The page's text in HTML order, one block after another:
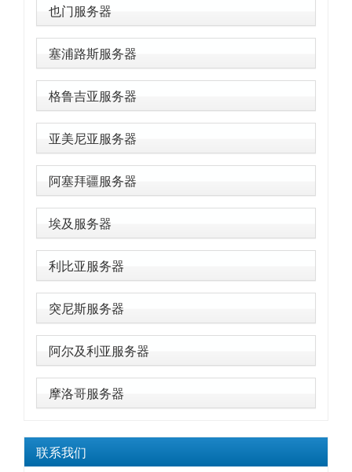
也门服务器
塞浦路斯服务器
格鲁吉亚服务器
亚美尼亚服务器
阿塞拜疆服务器
埃及服务器
利比亚服务器
突尼斯服务器
阿尔及利亚服务器
摩洛哥服务器
联系我们